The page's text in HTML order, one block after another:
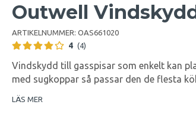
Outwell
ARTIKELNUMMER: OAS661020
4 (4)
Vindskydd till gasspisar som enkelt kan
med sugkoppar så passar den de flesta
LÄS MER